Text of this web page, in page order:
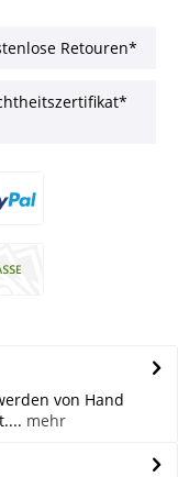
Retouren*
von Hand
mehr